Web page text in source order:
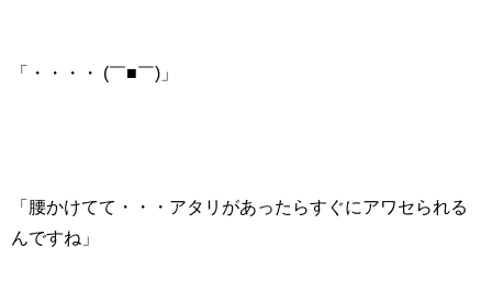
「・・・・ (￣■￣)」
「腰かけてて・・・アタリがあったらすぐにアワセられる
んですね」